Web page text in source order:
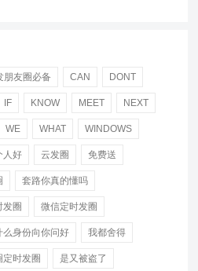
朋友圈必备 CAN DONT
IF KNOW MEET NEXT
WE WHAT WINDOWS
人好 云发圈 免费送
套路你真的懂吗
发圈 微信定时发圈
么身份向你问好 我都舍得
定时发圈 是又被盗了